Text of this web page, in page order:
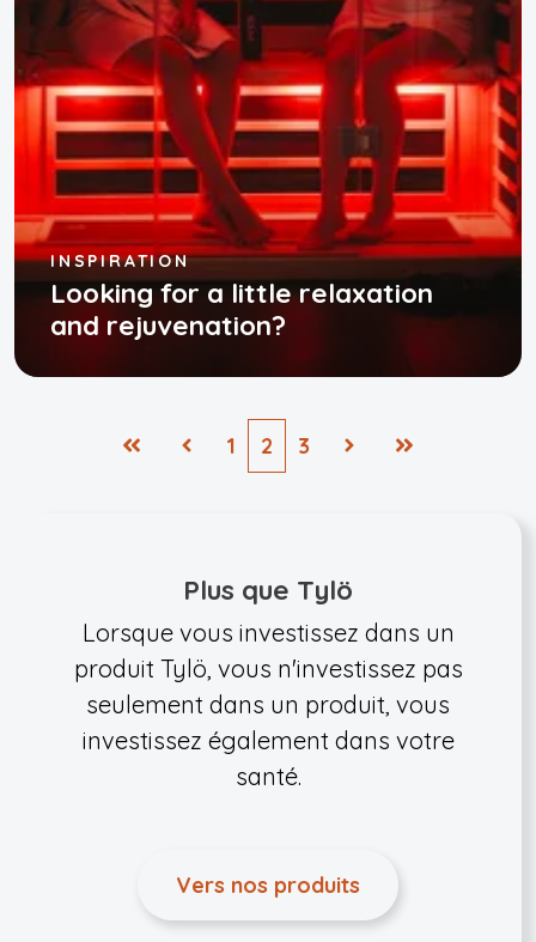
INSPIRATION
Looking for a little relaxation
and rejuvenation?
1 2 3
Plus que Tylö
Lorsque vous investissez dans un
produit Tylö, vous n'investissez pas
seulement dans un produit, vous
investissez également dans votre
santé.
Vers nos produits